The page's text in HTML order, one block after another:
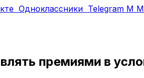
Одноклассники Telegram M
премиями в